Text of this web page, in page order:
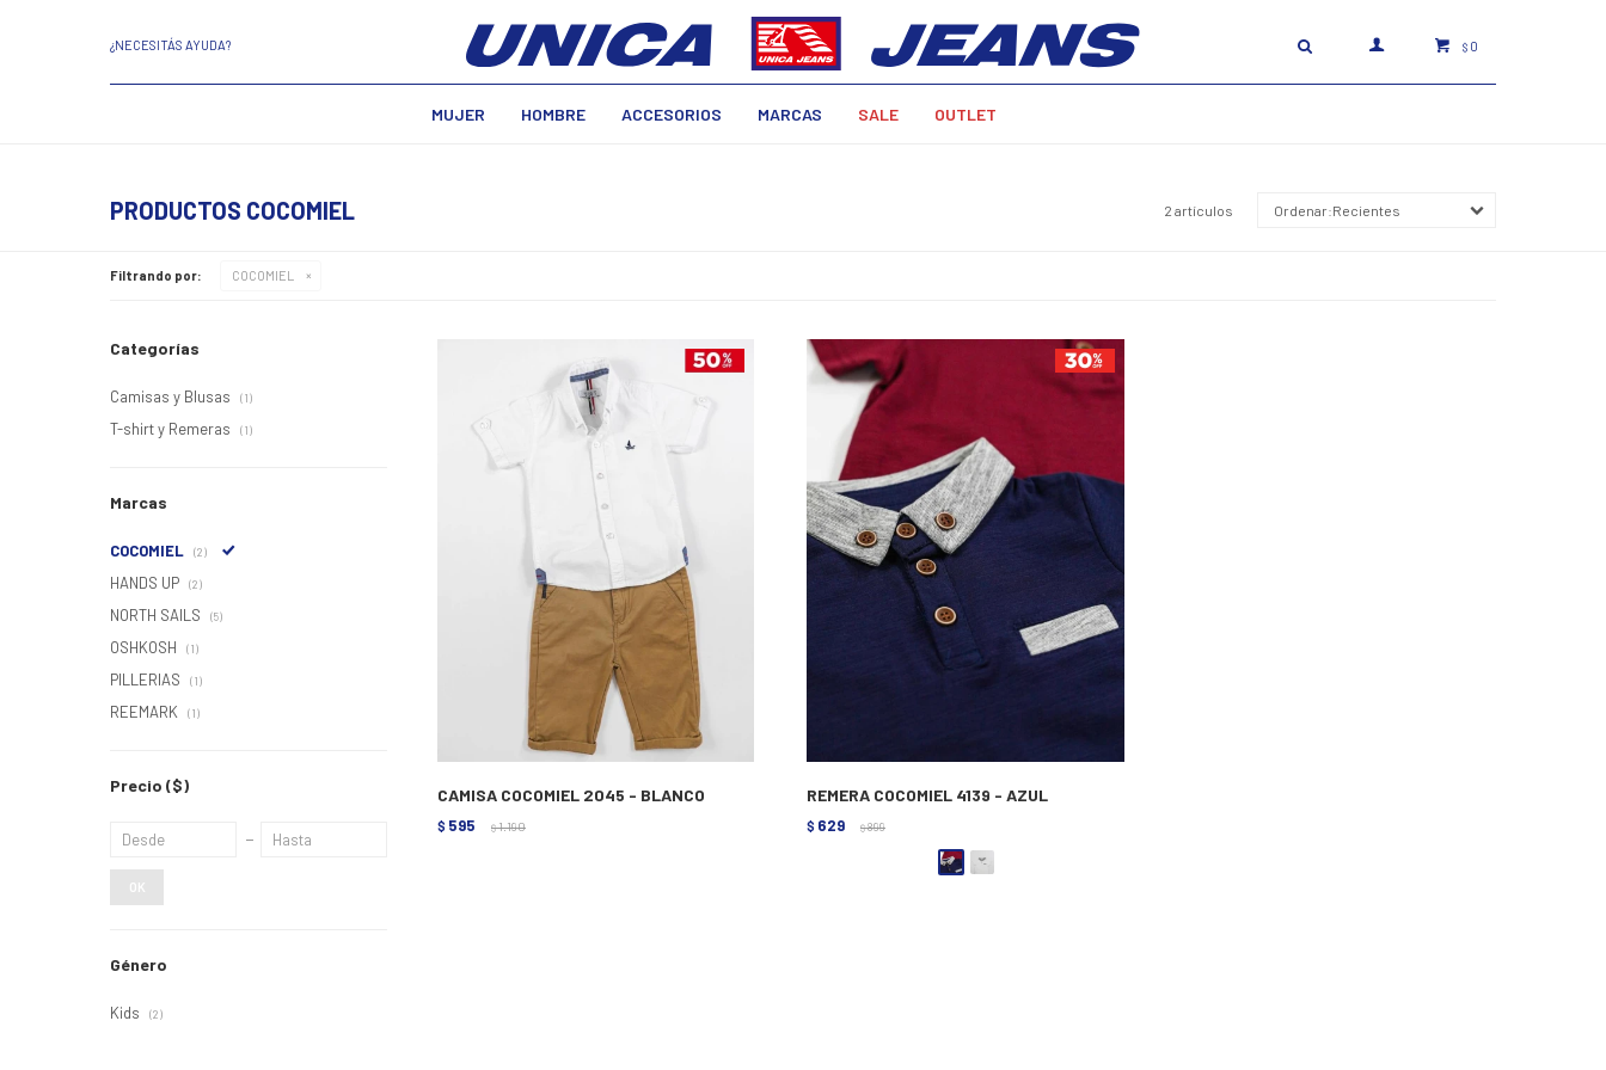
MUJER HOMBRE ACCESORIOS MARCAS SALE OUTLET
$ 0
¿NECESITÁS AYUDA?
PRODUCTOS COCOMIEL 2 artículos Recientes
Filtrando por: COCOMIEL
CAMISA COCOMIEL 2045 - BLANCO
$ 595 $ 1.190
REMERA COCOMIEL 4139 - AZUL
$ 629 $ 899
Categorías
Camisas y Blusas (1)
T-shirt y Remeras (1)
Marcas
COCOMIEL (2)
HANDS UP (2)
NORTH SAILS (5)
OSHKOSH (1)
PILLERIAS (1)
REEMARK (1)
Precio ($)
OK
Género
Kids (2)